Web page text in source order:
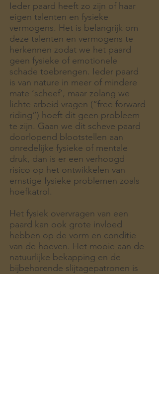
Ieder paard heeft zo zijn of haar
eigen talenten en fysieke
vermogens. Het is belangrijk om
deze talenten en vermogens te
herkennen zodat we het paard
geen fysieke of emotionele
schade toebrengen. Ieder paard
is van nature in meer of mindere
mate ‘scheef’, maar zolang we
lichte arbeid vragen (“free forward
riding”) hoeft dit geen probleem
te zijn. Gaan we dit scheve paard
doorlopend blootstellen aan
onredelijke fysieke of mentale
druk, dan is er een verhoogd
risico op het ontwikkelen van
ernstige fysieke problemen zoals
hoefkatrol.
Het fysiek overvragen van een
paard kan ook grote invloed
hebben op de vorm en conditie
van de hoeven. Het mooie aan de
natuurlijke bekapping en de
bijbehorende slijtagepatronen is